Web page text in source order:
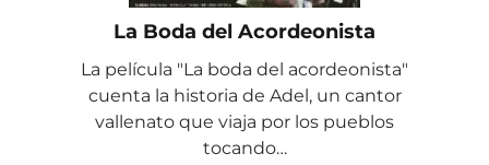
La Boda del Acordeonista
La película "La boda del acordeonista"
cuenta la historia de Adel, un cantor
vallenato que viaja por los pueblos
tocando…